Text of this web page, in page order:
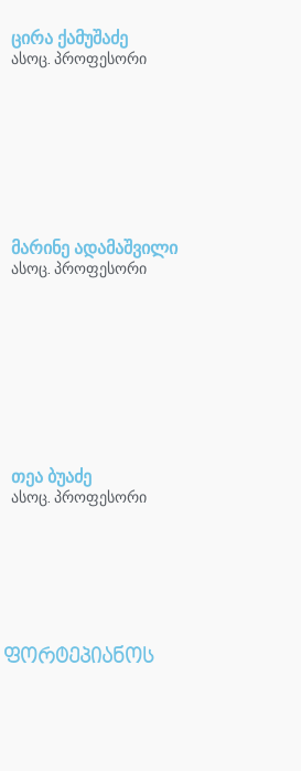
ცირა ქამუშაძე
ასოც. პროფესორი
მარინე ადამაშვილი
ასოც. პროფესორი
თეა ბუაძე
ასოც. პროფესორი